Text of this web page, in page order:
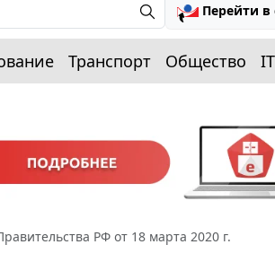
Перейти в
Транспорт Общество IT
РФ от 18 марта 2020 г.